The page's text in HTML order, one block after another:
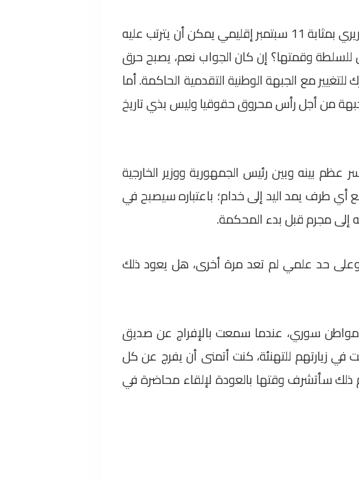
– أول هذه الأسئلة: هل تعتبر هذه المعارضة الديمقراطية اغتيال الحريري بمثابة 11 سبتمبر إقليمي يمكن أن يترتب عليه
للسلطة وقمتها؟ إن كان الجواب نعم، يصبح حرق
مع الجبهة الوطنية التقدمية الحاكمة. أما
من أجل رأس محروق حقوقيا وليس بذي تاريخ
بينه وبين رئيس الجمهورية ووزير الخارجية
أي طرف يمد اليد إلى خدام؛ باعتباره سيصبح في
إلى مجرم قبل بدء المحكمة.
حد علمي لم تعد مرة أخرى، هل يعود ذلك
سوري، عندما سمعت بالإفراج عن صديق
في زيارتهم للتهنئة، كنت أتمنى أن يفرج عن كل
ذلك سأتشرف وقتها بالعودة لإلقاء محاضرة في